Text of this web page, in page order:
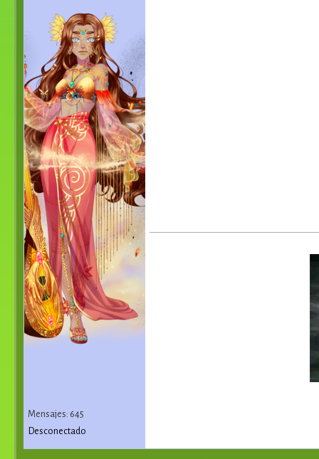
Mensajes: 645
Desconectado